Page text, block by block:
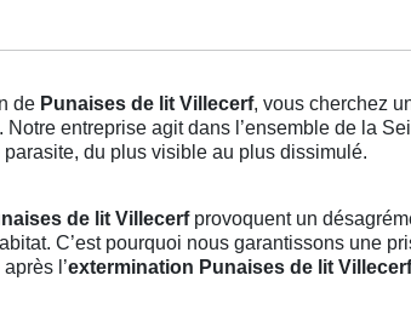
de Punaises de lit Villecerf, vous cherchez
Notre entreprise agit dans l’ensemble de la
du plus visible au plus dissimulé.
de lit Villecerfprovoquent un
C’est pourquoi nous garantissons une
l’extermination Punaises de lit Villecerf